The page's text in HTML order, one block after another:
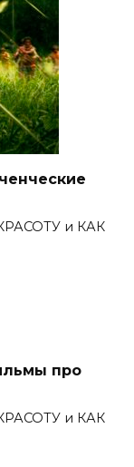
и КАК
про
и КАК